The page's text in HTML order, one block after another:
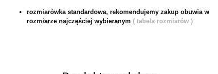
rozmiarówka standardowa, rekomendujemy zakup obuwia w
rozmiarze najczęściej wybieranym ( tabela rozmiarów )